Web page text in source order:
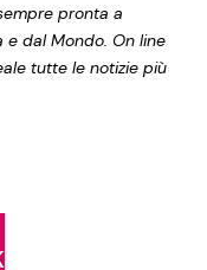
pronta a
e dal Mondo. On line
tutte le notizie più